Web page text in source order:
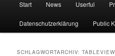
Start News Userful
Datenschutzerklärung Public
SCHLAGWORTARCHIV:TABLEVIEW